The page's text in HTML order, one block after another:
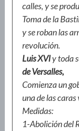
calles, y se
Toma de la
y se roban las
revolución.
Luis XVIy toda
de Versalles,
Comienza un
una de las caras
Medidas:
1-Abolición del